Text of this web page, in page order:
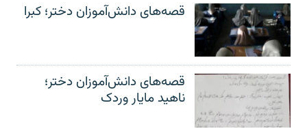
قصه‌های دانش‌آموزان دختر؛ کبرا
قصه‌های دانش‌آموزان دختر؛
ناهید مایار وردک